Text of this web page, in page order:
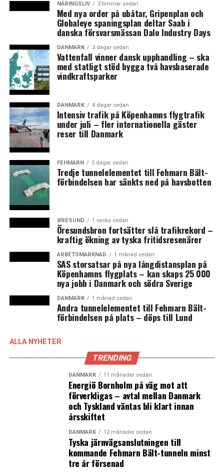
Samtidigt meddelar DSB och Skånetrafiken att de sätter
in extra tågsätt under de rusningstimmar när flest
passagerare åker mellan Danmark och Sverige. Det
innebär att, från den 14 september, förlängs
Öresundstågen från två till tre tågsätt, vilket innebär
237 extra sittplatser per avgång i rusningstid. För
tillfället avgår Öresundstågen var 20:e minut i
rusningstid, jämfört med var 10:e minut som var fallet
före coronapandemin. Diskussioner om övriga ändringar
i trafikupplägget pågår just nu, uppger Skånetrafiken.
(News Øresund)
Dansk myndighet ändrade sig: SAS-anställda i Sverige
kan få dansk a-kassa
”Målsättningen är att göra färre kontroller”
NÄRINGSLIV 3 timmar sedan
Med nya order på ubåtar, Gripenplan och
Globaleye spaningsplan deltar Saab i
danska försvarsmässan Dalo Industry Days
DANMARK 3 dagar sedan
Vattenfall vinner dansk upphandling – ska
med statligt stöd bygga två havsbaserade
vindkraftsparker
DANMARK 4 dagar sedan
Intensiv trafik på Köpenhamns flygtrafik
under juli – fler internationella gäster
reser till Danmark
FEHMARN 5 dagar sedan
Tredje tunnelelementet till Fehmarn Bält-
förbindelsen har sänkts ned på havsbotten
ØRESUND 1 vecka sedan
Öresundsbron fortsätter slå trafikrekord –
kraftig ökning av tyska fritidsresenärer
ARBETSMARKNAD 1 månad sedan
SAS storsatsar på nya långdistansplan på
Köpenhamns flygplats – kan skaps 25 000
nya jobb i Danmark och södra Sverige
DANMARK 1 månad sedan
Andra tunnelelementet till Fehmarn Bält-
förbindelsen på plats – döps till Lund
ALLA NYHETER
TRENDING
DANMARK 11 månader sedan
Energiö Bornholm på väg mot att
förverkligas – avtal mellan Danmark
och Tyskland väntas bli klart innan
årsskiftet
DANMARK 12 månader sedan
Tyska järnvägsanslutningen till
kommande Fehmarn Bält-tunneln minst
tre år försenad